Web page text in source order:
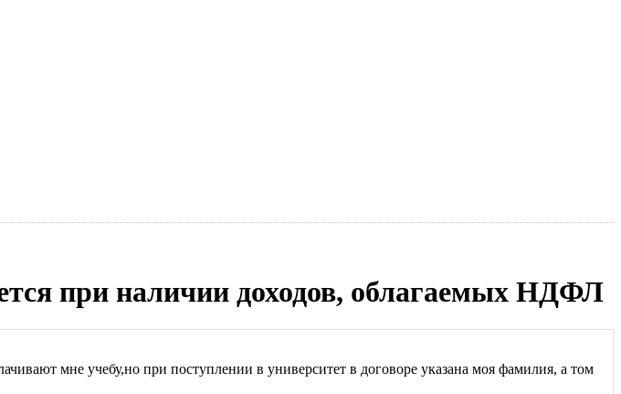
при наличии доходов, облагаемых НДФЛ
мне учебу,но при поступлении в университет в договоре указана моя фамилия, а том